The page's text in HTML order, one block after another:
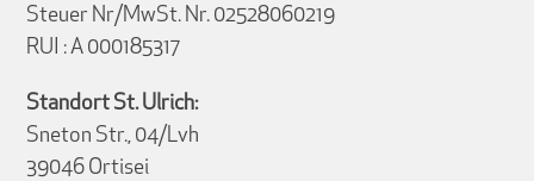
Steuer Nr/MwSt. Nr. 02528060219
RUI : A 000185317
Standort St. Ulrich:
Sneton Str., 04/Lvh
39046 Ortisei